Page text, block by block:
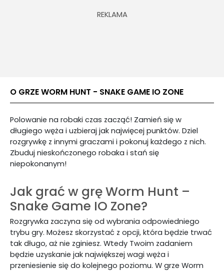
O GRZE WORM HUNT - SNAKE GAME IO ZONE
Polowanie na robaki czas zacząć! Zamień się w
długiego węża i uzbieraj jak najwięcej punktów. Dziel
rozgrywkę z innymi graczami i pokonuj każdego z nich.
Zbuduj nieskończonego robaka i stań się
niepokonanym!
Jak grać w grę Worm Hunt –
Snake Game IO Zone?
Rozgrywka zaczyna się od wybrania odpowiedniego
trybu gry. Możesz skorzystać z opcji, która będzie trwać
tak długo, aż nie zginiesz. Wtedy Twoim zadaniem
będzie uzyskanie jak największej wagi węża i
przeniesienie się do kolejnego poziomu. W grze Worm